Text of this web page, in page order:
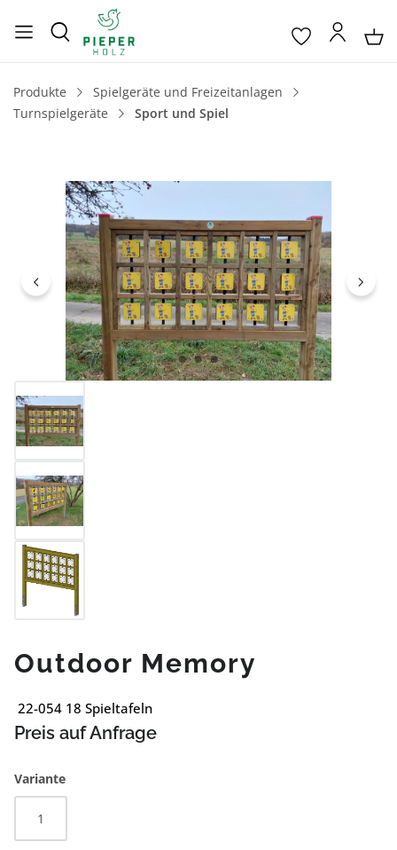
Produkte
Spielgeräte und Freizeitanlagen
Turnspielgeräte
Sport und Spiel
Bildergalerie überspringen
Outdoor Memory
22-054 18 Spieltafeln
Preis auf Anfrage
Varianteauswählen
1